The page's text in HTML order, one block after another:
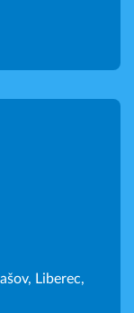
Liberec,